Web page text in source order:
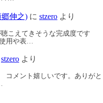
伸之) に stzero より
こえてきそうな完成度です
用や表…
stzero より
コメント嬉しいです。ありがと